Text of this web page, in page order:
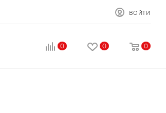
ВОЙТИ
0 0 0